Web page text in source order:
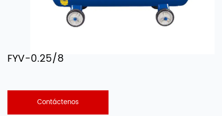
FYV-0.25/8
Contáctenos